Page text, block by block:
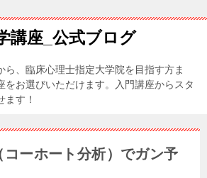
講座_公式ブログ
ら、臨床心理士指定大学院を目指す方ま
をお選びいただけます。入門講座からスタ
ます！
コーホート分析）でガン予